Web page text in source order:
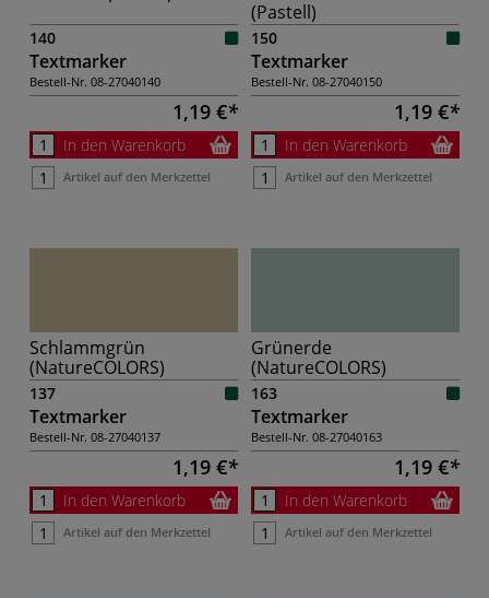
140
Textmarker
Bestell-Nr. 08-27040140
1,19 €
In den Warenkorb
Artikel auf den Merkzettel
(Pastell)
150
Textmarker
Bestell-Nr. 08-27040150
1,19 €
In den Warenkorb
Artikel auf den Merkzettel
Schlammgrün
(NatureCOLORS)
137
Textmarker
Bestell-Nr. 08-27040137
1,19 €
In den Warenkorb
Artikel auf den Merkzettel
Grünerde
(NatureCOLORS)
163
Textmarker
Bestell-Nr. 08-27040163
1,19 €
In den Warenkorb
Artikel auf den Merkzettel